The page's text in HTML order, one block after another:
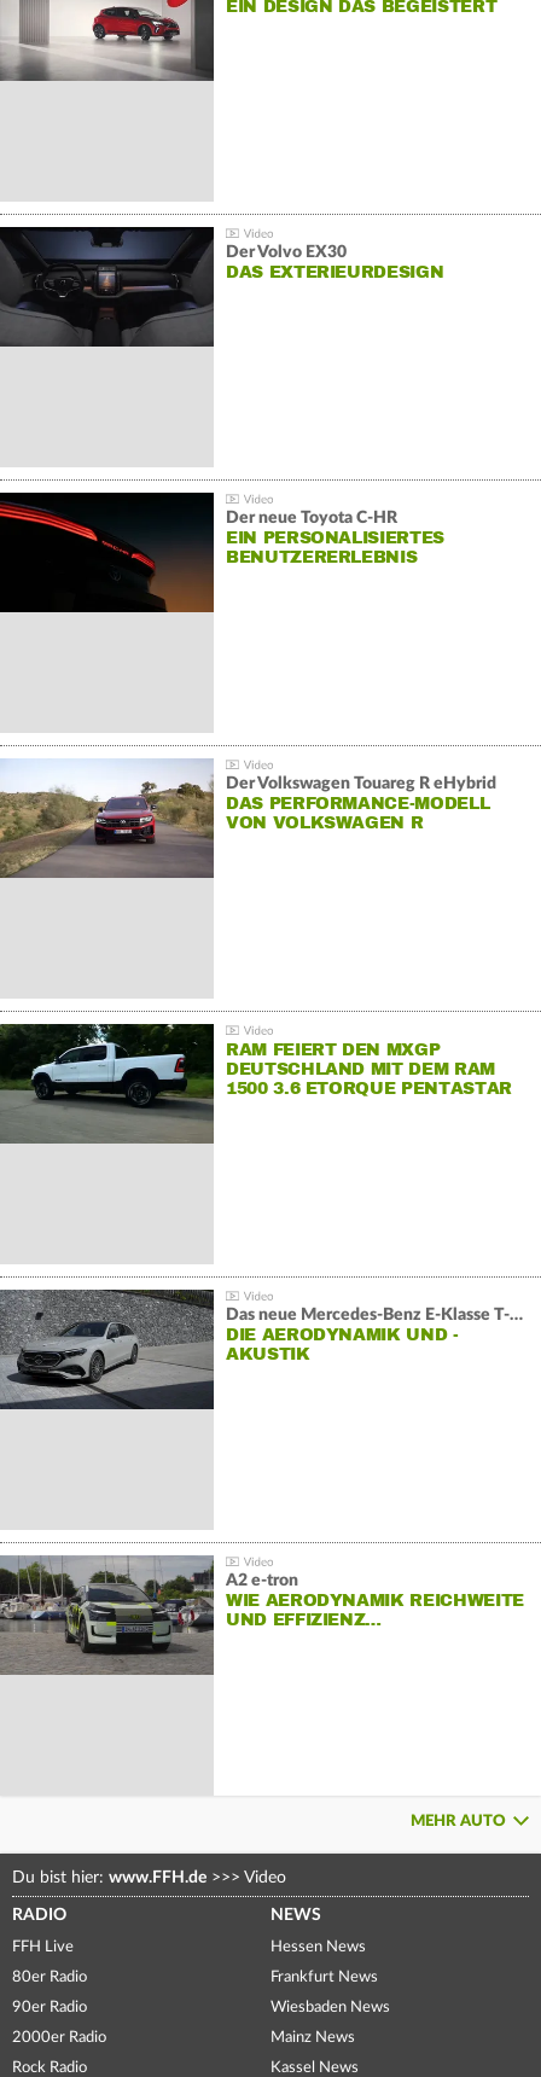
EIN DESIGN DAS BEGEISTERT
Der Volvo EX30
DAS EXTERIEURDESIGN
Der neue Toyota C-HR
EIN PERSONALISIERTES
BENUTZERERLEBNIS
Der Volkswagen Touareg R eHybrid
DAS PERFORMANCE-MODELL
VON VOLKSWAGEN R
RAM FEIERT DEN MXGP
DEUTSCHLAND MIT DEM RAM
1500 3.6 ETORQUE PENTASTAR
Das neue Mercedes-Benz E-Klasse T-Modell
DIE AERODYNAMIK UND -
AKUSTIK
A2 e-tron
WIE AERODYNAMIK REICHWEITE
UND EFFIZIENZ…
MEHR AUTO
Du bist hier: www.FFH.de >>> Video
RADIO
FFH Live
80er Radio
90er Radio
2000er Radio
Rock Radio
NEWS
Hessen News
Frankfurt News
Wiesbaden News
Mainz News
Kassel News